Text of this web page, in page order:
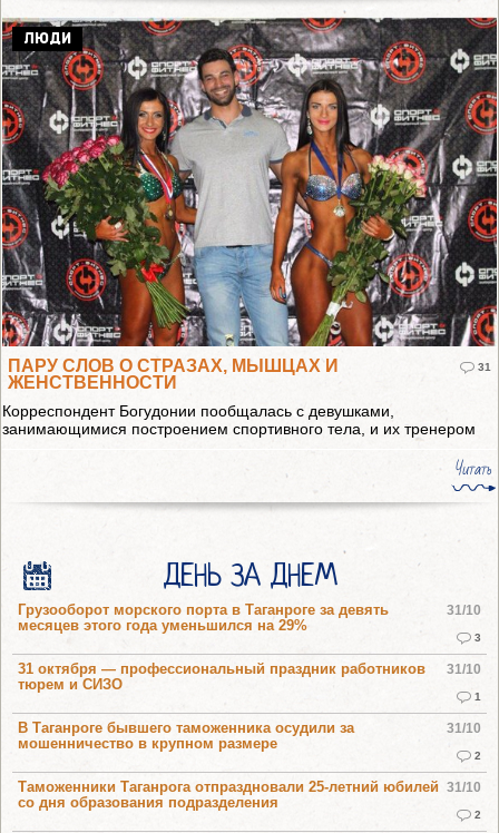
ЛЮДИ
ПАРУ СЛОВ О СТРАЗАХ, МЫШЦАХ И
ЖЕНСТВЕННОСТИ
31
Корреспондент Богудонии пообщалась с девушками,
занимающимися построением спортивного тела, и их тренером
Читать
ДЕНЬ ЗА ДНЕМ
31/10
3
Грузооборот морского порта в Таганроге за девять
месяцев этого года уменьшился на 29%
31/10
1
31 октября — профессиональный праздник работников
тюрем и СИЗО
31/10
2
В Таганроге бывшего таможенника осудили за
мошенничество в крупном размере
31/10
2
Таможенники Таганрога отпраздновали 25-летний юбилей
со дня образования подразделения